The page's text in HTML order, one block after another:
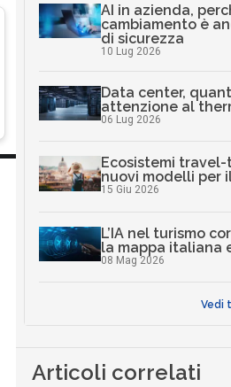
AI in azienda,
cambiamento è
di sicurezza
10 Lug 2026
Data center,
attenzione al
06 Lug 2026
Ecosistemi
nuovi modelli per
15 Giu 2026
L’IA nel turismo
la mappa italiana
08 Mag 2026
Vedi
Articoli correlati